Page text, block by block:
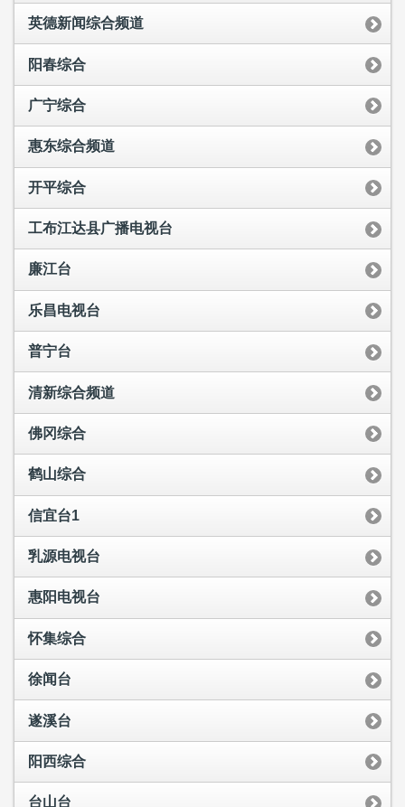
英德新闻综合频道
阳春综合
广宁综合
惠东综合频道
开平综合
工布江达县广播电视台
廉江台
乐昌电视台
普宁台
清新综合频道
佛冈综合
鹤山综合
信宜台1
乳源电视台
惠阳电视台
怀集综合
徐闻台
遂溪台
阳西综合
台山台